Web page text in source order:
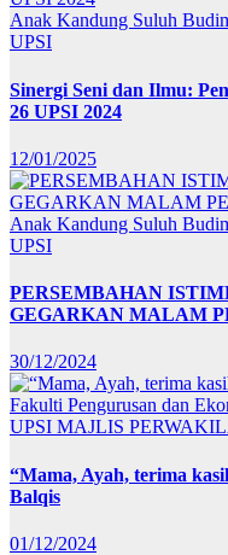
Anak Kandung Suluh
UPSI
Sinergi Seni dan Ilmu:
26 UPSI 2024
12/01/2025
Anak Kandung Suluh
UPSI
PERSEMBAHAN
GEGARKAN MALAM
30/12/2024
Fakulti Pengurusan dan
UPSI MAJLIS
“Mama, Ayah, terima
Balqis
01/12/2024